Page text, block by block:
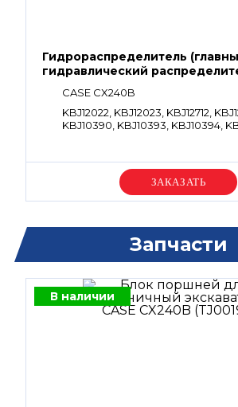
Гидрораспределитель
гидравлический
CASE CX240B
KBJ12022, KBJ12023, KBJ12712,
KBJ10390, KBJ10393, KBJ10394,
Уточняйте цену
Запчасти
В наличии